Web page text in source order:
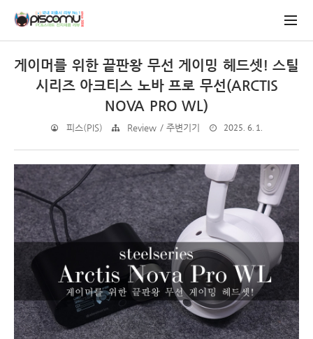
게이머를 위한 끝판왕 무선 게이밍 헤드셋! 스틸
시리즈 아크티스 노바 프로 무선(ARCTIS
NOVA PRO WL)
피스(PIS) Review / 주변기기 2025. 6. 1.